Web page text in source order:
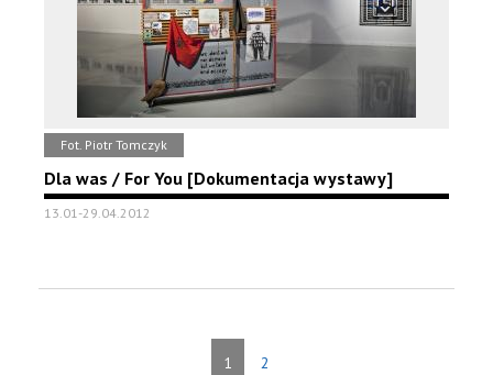
Fot. Piotr Tomczyk
Dla was / For You [Dokumentacja wystawy]
13.01-29.04.2012
1 2